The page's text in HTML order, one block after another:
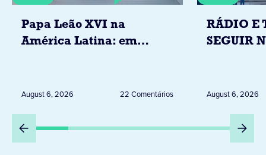
Papa Leão XVI na
América Latina: em
Peru
August 6, 2026 22 Comentários
RÁDIO E
SEGUIR
DESTA
August 6, 2026